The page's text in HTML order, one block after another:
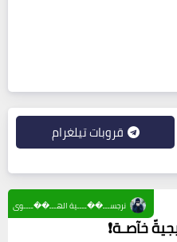
قروبات تيلغرام
خآصـة❗
نرجســـ��ــــية الهـــ��ــــوى